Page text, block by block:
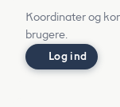
Koordinater og
brugere.
Log ind